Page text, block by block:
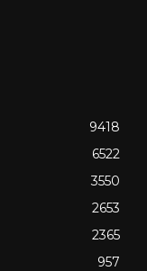
9418
6522
3550
2653
2365
957